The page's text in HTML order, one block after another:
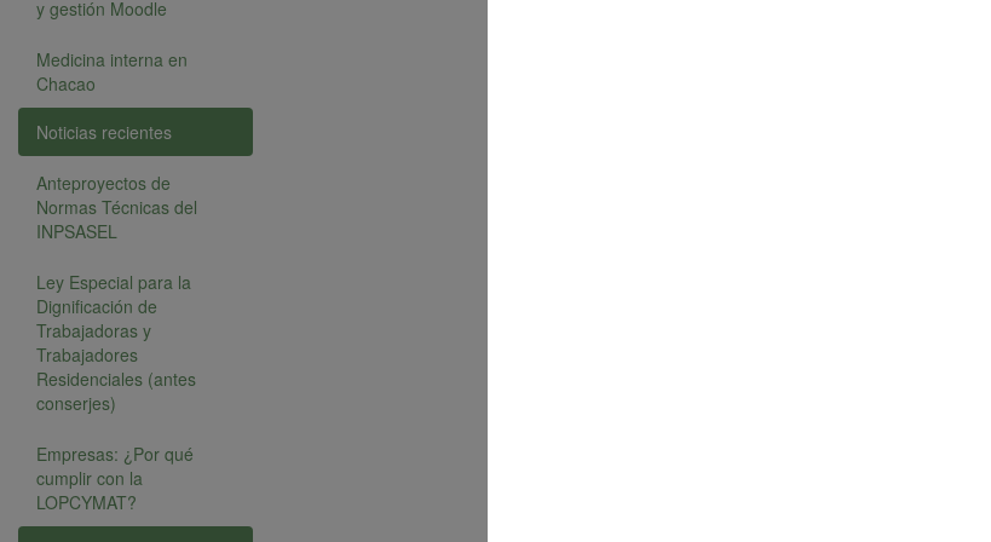
y gestión Moodle
Medicina interna en
Chacao
Noticias recientes
Anteproyectos de
Normas Técnicas del
INPSASEL
Ley Especial para la
Dignificación de
Trabajadoras y
Trabajadores
Residenciales (antes
conserjes)
Empresas: ¿Por qué
cumplir con la
LOPCYMAT?